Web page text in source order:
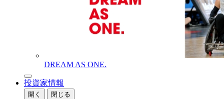
DREAM AS ONE.
投資家情報
開く 閉じる